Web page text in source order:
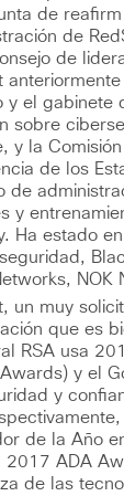
de
de
de
y el gabinete
sobre
y la
de los
de
y
Ha estado
NOK
un muy
que es
RSA usa
y el
y
de la Año
2017 ADA
de las